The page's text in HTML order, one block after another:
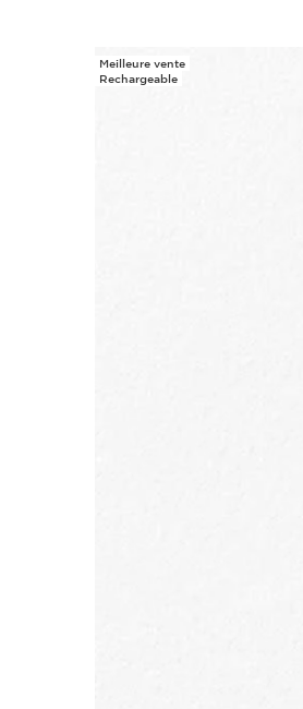
ALLER AU CONTENU
Meilleure vente
Rechargeable